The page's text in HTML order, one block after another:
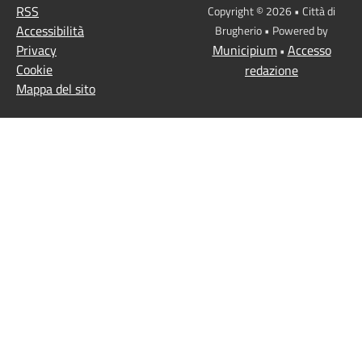
RSS
Accessibilità
Privacy
Cookie
Mappa del sito
Copyright © 2026 • Città di
Brugherio • Powered by
Municipium• Accesso
redazione